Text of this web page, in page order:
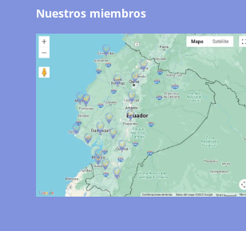
Nuestros miembros